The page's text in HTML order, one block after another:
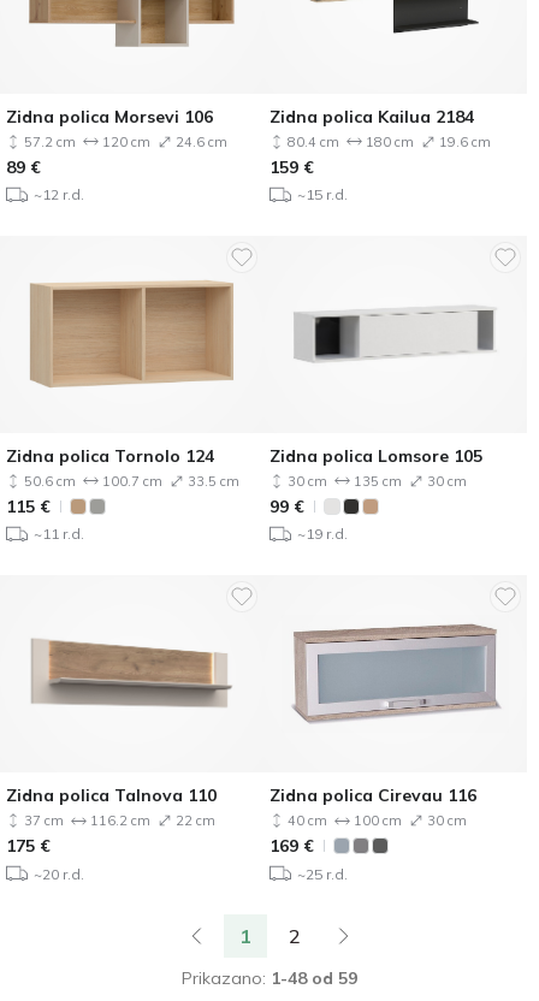
Zidna polica Morsevi 106
57.2 cm 120 cm 24.6 cm
89 €
~12 r.d.
Zidna polica Kailua 2184
80.4 cm 180 cm 19.6 cm
159 €
~15 r.d.
Zidna polica Tornolo 124
50.6 cm 100.7 cm 33.5 cm
115 €
~11 r.d.
Zidna polica Lomsore 105
30 cm 135 cm 30 cm
99 €
~19 r.d.
Zidna polica Talnova 110
37 cm 116.2 cm 22 cm
175 €
~20 r.d.
Zidna polica Cirevau 116
40 cm 100 cm 30 cm
169 €
~25 r.d.
Prikazano: 1-48 od 59
1 2